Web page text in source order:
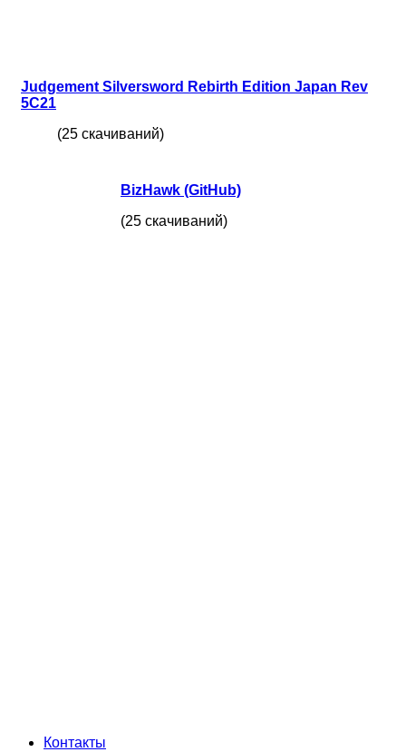
Judgement Silversword Rebirth Edition Japan Rev
5C21
(25 скачиваний)
BizHawk (GitHub)
(25 скачиваний)
Контакты